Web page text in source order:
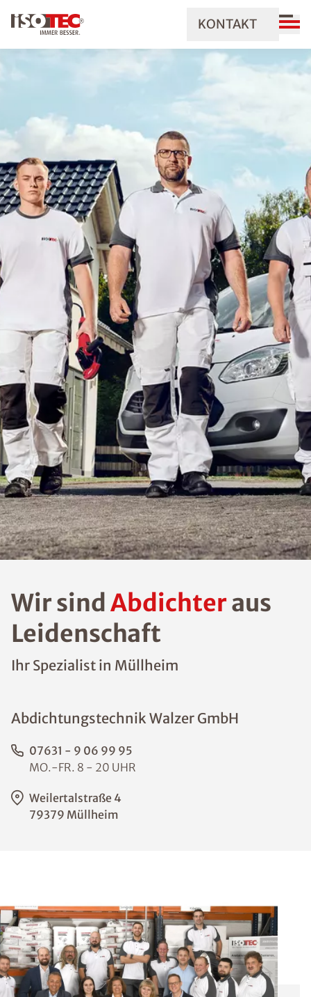
KONTAKT
Wir sind Abdichteraus
Leidenschaft
Ihr Spezialist in Müllheim
Abdichtungstechnik Walzer GmbH
07631 - 9 06 99 95
MO.-FR. 8 - 20 UHR
Weilertalstraße 4
79379 Müllheim